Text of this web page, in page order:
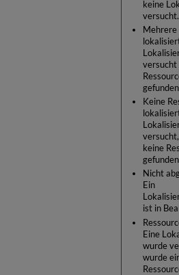
keine
versucht.
Mehrere
versucht
Keine
keine
Nicht
Ein
ist in
Eine
wurde
wurde